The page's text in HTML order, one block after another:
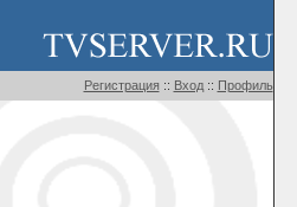
Регистрация :: Вход:: Профиль